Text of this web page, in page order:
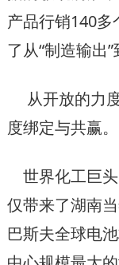
产品行销140
了从“制造输出
从开放的力
度绑定与共赢。
世界化工巨头
仅带来了湖南
巴斯夫全球电